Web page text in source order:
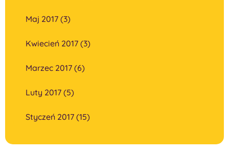
Maj 2017 (3)
Kwiecień 2017 (3)
Marzec 2017 (6)
Luty 2017 (5)
Styczeń 2017 (15)